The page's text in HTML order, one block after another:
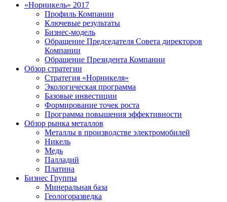
«Норникель» 2017
Профиль Компании
Ключевые результаты
Бизнес-модель
Обращение Председателя Совета директоров
Компании
Обращение Президента Компании
Обзор стратегии
Стратегия «Норникеля»
Экологическая программа
Базовые инвестиции
Формирование точек роста
Программа повышения эффективности
Обзор рынка металлов
Металлы в производстве электромобилей
Никель
Медь
Палладий
Платина
Бизнес Группы
Минеральная база
Геологоразведка